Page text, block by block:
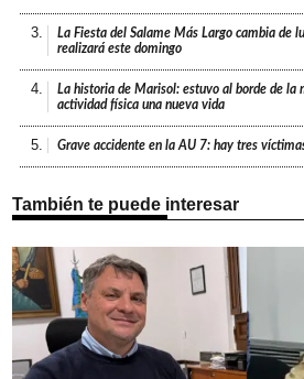
3.
La Fiesta del Salame Más Largo cambia de
realizará este domingo
4.
La historia de Marisol: estuvo al borde de la
actividad física una nueva vida
5. Grave accidente en la AU 7: hay tres
También te puede interesar